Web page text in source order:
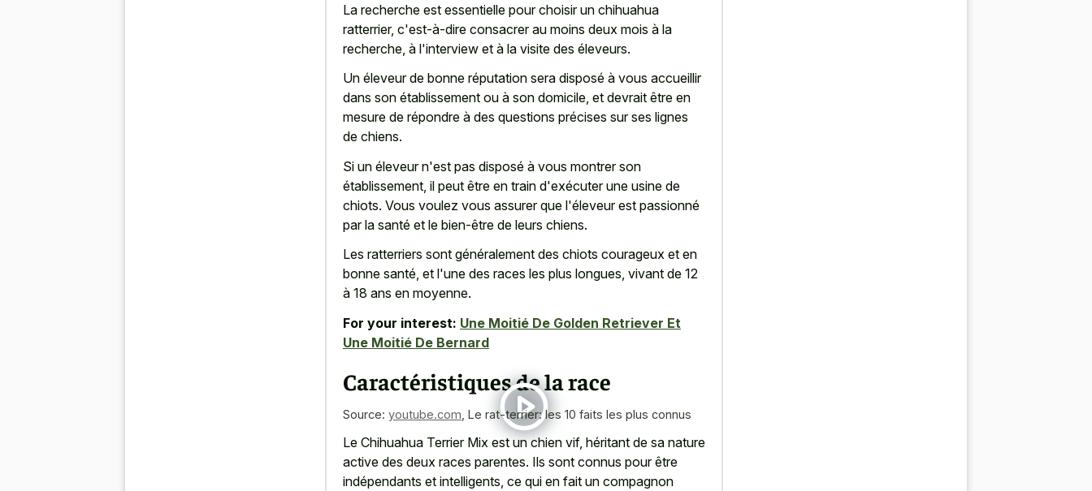
La recherche est essentielle pour choisir un chihuahua
ratterrier, c'est-à-dire consacrer au moins deux mois à la
recherche, à l'interview et à la visite des éleveurs.
Un éleveur de bonne réputation sera disposé à vous accueillir
dans son établissement ou à son domicile, et devrait être en
mesure de répondre à des questions précises sur ses lignes
de chiens.
Si un éleveur n'est pas disposé à vous montrer son
établissement, il peut être en train d'exécuter une usine de
chiots. Vous voulez vous assurer que l'éleveur est passionné
par la santé et le bien-être de leurs chiens.
Les ratterriers sont généralement des chiots courageux et en
bonne santé, et l'une des races les plus longues, vivant de 12
à 18 ans en moyenne.
For your interest: Une Moitié De Golden Retriever Et
Une Moitié De Bernard
Caractéristiques de la race
Source: youtube.com Le rat-terrier: les 10 faits les plus connus
Le Chihuahua Terrier Mix est un chien vif, héritant de sa nature
active des deux races parentes. Ils sont connus pour être
indépendants et intelligents, ce qui en fait un compagnon